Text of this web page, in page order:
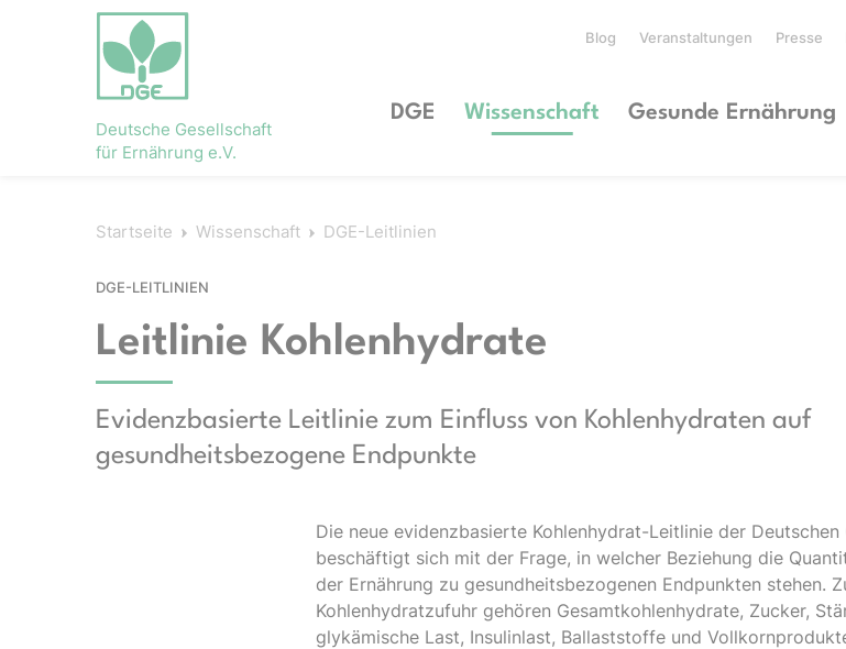
Deutsche Gesellschaft
für Ernährung e.V.
Blog Veranstaltungen Presse
DGE Wissenschaft Gesunde Ernährung
Startseite Wissenschaft DGE-Leitlinien
DGE-LEITLINIEN
Leitlinie Kohlenhydrate
Evidenzbasierte Leitlinie zum Einfluss von Kohlenhydraten auf
gesundheitsbezogene Endpunkte
Die neue evidenzbasierte Kohlenhydrat-Leitlinie der Deutschen
beschäftigt sich mit der Frage, in welcher Beziehung die
der Ernährung zu gesundheitsbezogenen Endpunkten stehen.
Kohlenhydratzufuhr gehören Gesamtkohlenhydrate, Zucker,
glykämische Last, Insulinlast, Ballaststoffe und